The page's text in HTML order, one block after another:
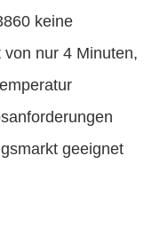
keine
nur 4 Minuten,
geeignet